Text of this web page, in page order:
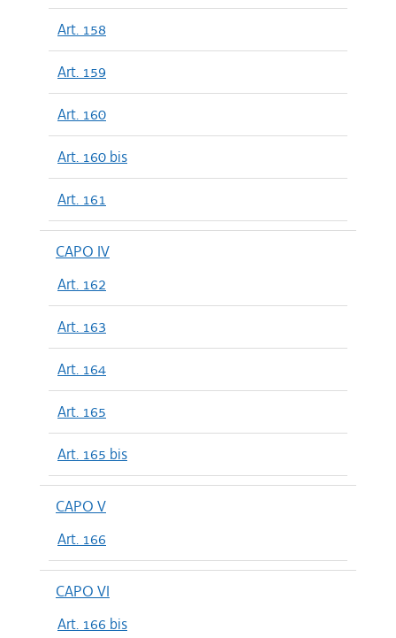
Art. 158
Art. 159
Art. 160
Art. 160 bis
Art. 161
CAPO IV
Art. 162
Art. 163
Art. 164
Art. 165
Art. 165 bis
CAPO V
Art. 166
CAPO VI
Art. 166 bis